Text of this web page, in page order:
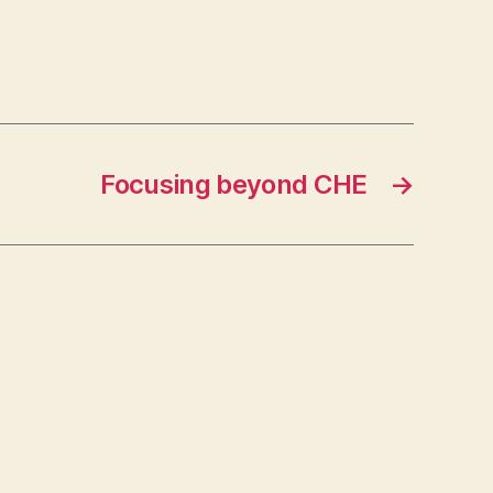
→
Focusing beyond CHE